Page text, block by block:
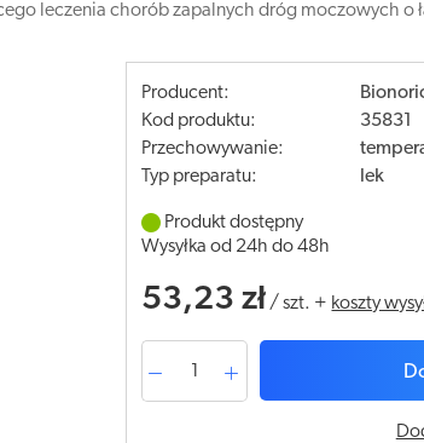
leczenia chorób zapalnych dróg moczowych o
Producent:
Kod produktu:
35831
Przechowywanie:
Typ preparatu:
lek
Produkt dostępny
Wysyłka od 24h do 48h
53,23 zł /szt. + koszty